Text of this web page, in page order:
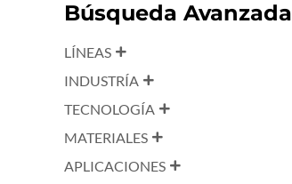
Búsqueda Avanzada
LÍNEAS
INDUSTRÍA
TECNOLOGÍA
MATERIALES
APLICACIONES